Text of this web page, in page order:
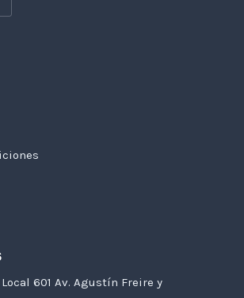
601 Av. Agustín Freire y